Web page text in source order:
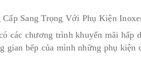
các chương trình khuyến mãi hấp
gian bếp của mình những phụ